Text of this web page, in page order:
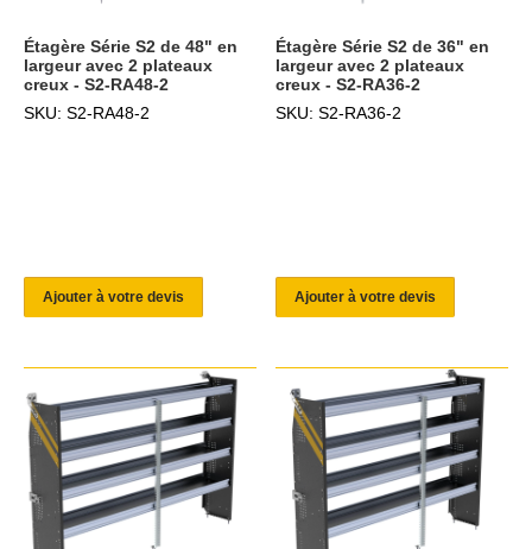
Étagère Série S2 de 48" en
largeur avec 2 plateaux
creux - S2-RA48-2
SKU: S2-RA48-2
Ajouter à votre devis
Étagère Série S2 de 36" en
largeur avec 2 plateaux
creux - S2-RA36-2
SKU: S2-RA36-2
Ajouter à votre devis